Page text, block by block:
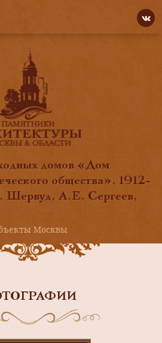
домов «Дом
общества», 1912-
Шервуд, А.Е. Сергеев,
Москвы